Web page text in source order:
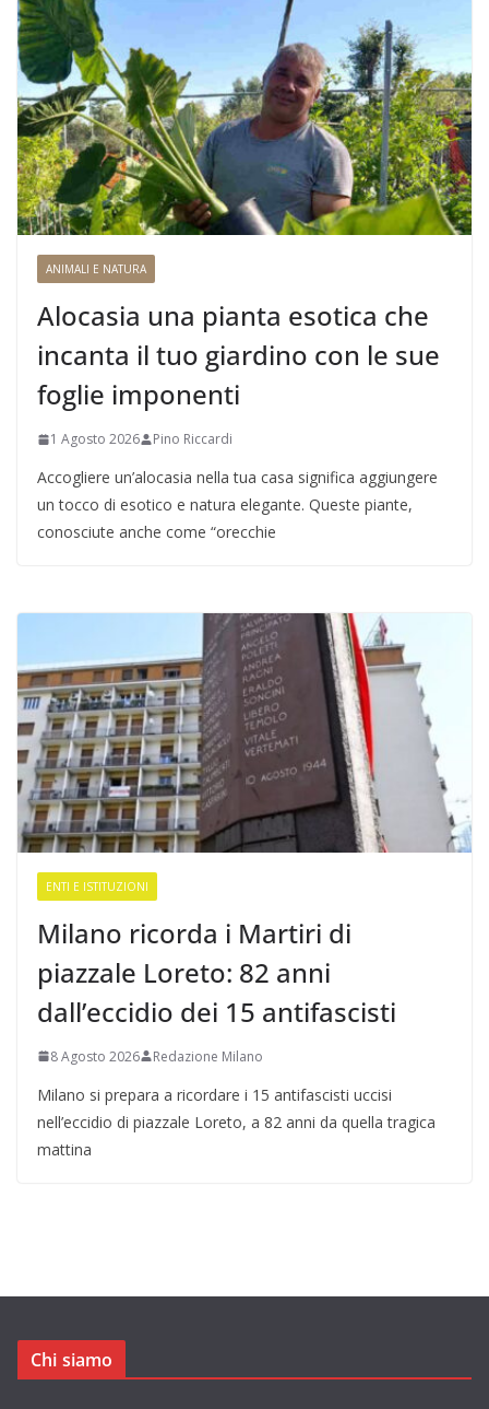
ANIMALI E NATURA
Alocasia una pianta esotica che
incanta il tuo giardino con le sue
foglie imponenti
1 Agosto 2026 Pino Riccardi
Accogliere un’alocasia nella tua casa significa aggiungere
un tocco di esotico e natura elegante. Queste piante,
conosciute anche come “orecchie
ENTI E ISTITUZIONI
Milano ricorda i Martiri di
piazzale Loreto: 82 anni
dall’eccidio dei 15 antifascisti
8 Agosto 2026 Redazione Milano
Milano si prepara a ricordare i 15 antifascisti uccisi
nell’eccidio di piazzale Loreto, a 82 anni da quella tragica
mattina
Chi siamo